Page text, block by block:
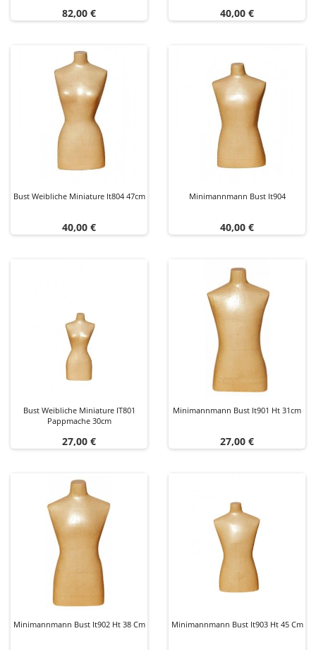
Preis
82,00 € Preis
40,00 €
Bust Weibliche Miniature It804 47cm
Preis
40,00 €
Minimannmann Bust It904
Preis
40,00 €
Bust Weibliche Miniature IT801
Pappmache 30cm
Preis
27,00 €
Minimannmann Bust It901 Ht 31cm
Preis
27,00 €
Minimannmann Bust It902 Ht 38 Cm Minimannmann Bust It903 Ht 45 Cm